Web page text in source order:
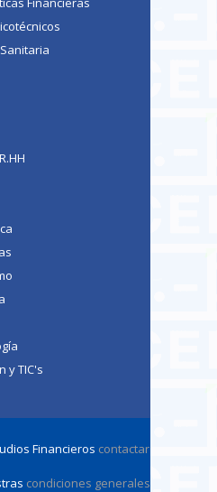
y TIC's
Financieros contactar
condiciones generales